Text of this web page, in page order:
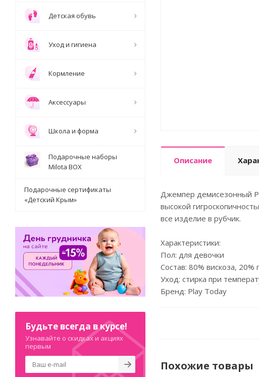
Описание
Джемпер демисезонный
высокой
все изделие в рубчик.
Характеристики:
Пол: для девочки
Состав: 80% вискоза, 20%
Уход: стирка при
Бренд: Play Today
Похожие товары
Детская обувь
Уход и гигиена
Кормление
Аксессуары
Школа и форма
Подарочные наборы
Milota BOX
Подарочные сертификаты
«Детский Крым»
Будьте всегда в курсе!
Узнавайте о скидках и акциях
первым